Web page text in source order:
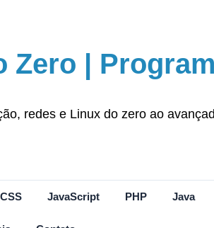
Zero |
redes e Linux do zero ao
JavaScript PHP Java